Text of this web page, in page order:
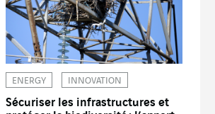
ENERGY INNOVATION
Sécuriser les infrastructures et